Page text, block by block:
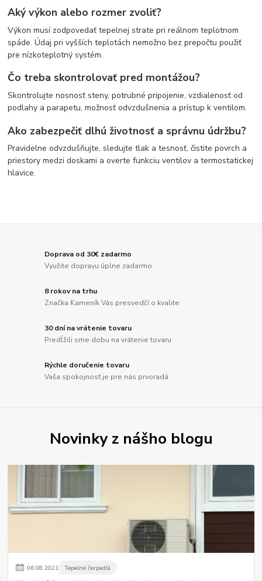
Aký výkon alebo rozmer zvoliť?
Výkon musí zodpovedať tepelnej strate pri reálnom teplotnom
spáde. Údaj pri vyšších teplotách nemožno bez prepočtu použiť
pre nízkoteplotný systém.
Čo treba skontrolovať pred montážou?
Skontrolujte nosnosť steny, potrubné pripojenie, vzdialenosť od
podlahy a parapetu, možnosť odvzdušnenia a prístup k ventilom.
Ako zabezpečiť dlhú životnosť a správnu údržbu?
Pravidelne odvzdušňujte, sledujte tlak a tesnosť, čistite povrch a
priestory medzi doskami a overte funkciu ventilov a termostatickej
hlavice.
Doprava od 30€ zadarmo
Využite dopravu úplne zadarmo
8 rokov na trhu
Značka Kameník Vás presvedčí o kvalite
30 dní na vrátenie tovaru
Predĺžili sme dobu na vrátenie tovaru
Rýchle doručenie tovaru
Vaša spokojnosť je pre nás prvoradá
Novinky z nášho blogu
06.08.2021 Tepelné čerpadlá